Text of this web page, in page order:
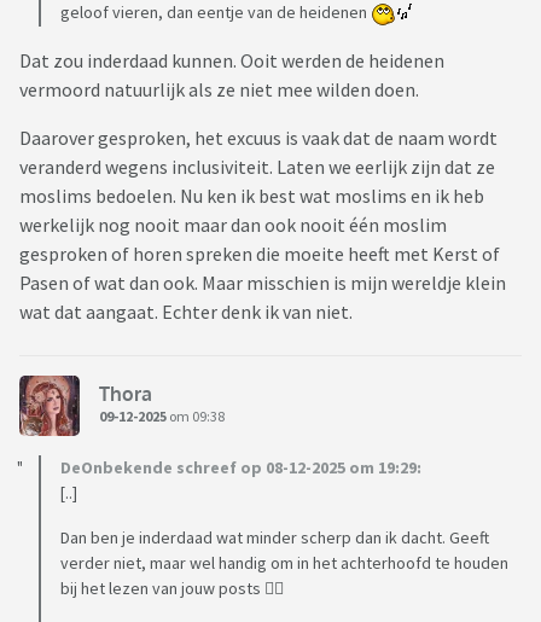
geloof vieren, dan eentje van de heidenen
Dat zou inderdaad kunnen. Ooit werden de heidenen
vermoord natuurlijk als ze niet mee wilden doen.
Daarover gesproken, het excuus is vaak dat de naam wordt
veranderd wegens inclusiviteit. Laten we eerlijk zijn dat ze
moslims bedoelen. Nu ken ik best wat moslims en ik heb
werkelijk nog nooit maar dan ook nooit één moslim
gesproken of horen spreken die moeite heeft met Kerst of
Pasen of wat dan ook. Maar misschien is mijn wereldje klein
wat dat aangaat. Echter denk ik van niet.
Thora
09-12-2025 om 09:38
DeOnbekende schreef op 08-12-2025 om 19:29:
[..]
Dan ben je inderdaad wat minder scherp dan ik dacht. Geeft
verder niet, maar wel handig om in het achterhoofd te houden
bij het lezen van jouw posts 👍🏼